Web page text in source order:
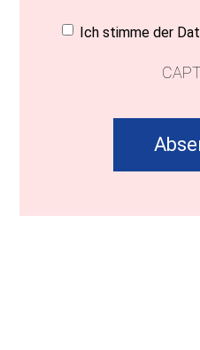
Einwilligung
Ich stimme der